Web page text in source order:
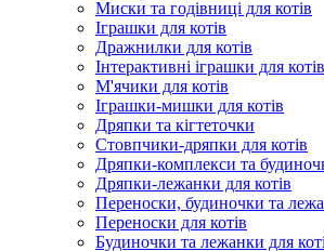
Миски та годівниці для котів
Іграшки для котів
Дражнилки для котів
Інтерактивні іграшки для котів
М'ячики для котів
Іграшки-мишки для котів
Дряпки та кігтеточки
Стовпчики-дряпки для котів
Дряпки-комплекси та
Дряпки-лежанки для котів
Переноски, будиночки та
Переноски для котів
Будиночки та лежанки для